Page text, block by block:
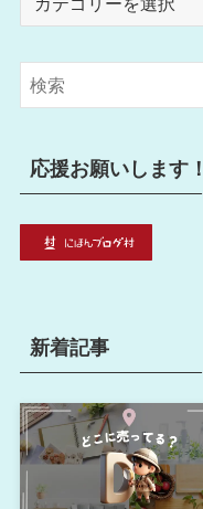
リ
ー
応援お願いします！
新着記事